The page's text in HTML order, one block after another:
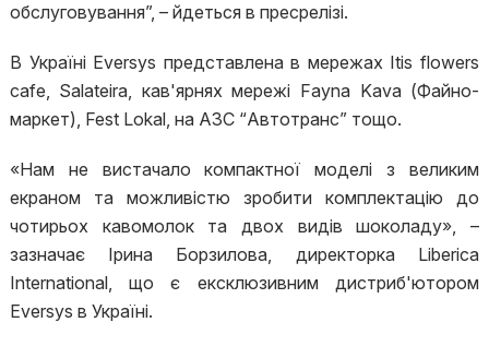
обслуговування”, – йдеться в пресрелізі.
В Україні Eversys представлена в мережах Itis flowers
cafe, Salateira, кав'ярнях мережі Fayna Kava (Файно-
маркет), Fest Lokal, на АЗС “Автотранс” тощо.
«Нам не вистачало компактної моделі з великим
екраном та можливістю зробити комплектацію до
чотирьох кавомолок та двох видів шоколаду», –
зазначає Ірина Борзилова, директорка Liberica
Іnternational, що є ексклюзивним дистриб'ютором
Eversys в Україні.